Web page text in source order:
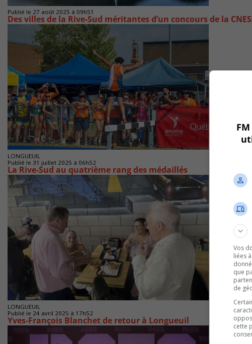
Publié le 27 août 2025 à 09h51
Des villes de la Rive-Sud méritantes d’un concours de la
LONGUEUIL
Publié le 31 juillet 2025 à 06h52
La Rive-Sud au quatrième rang des médaillés
LONGUEUIL
Publié le 24 avril 2025 à 17h52
Yves-François Blanchet de retour à Longueuil
Vos
liées
que
de
cette